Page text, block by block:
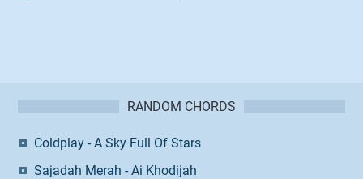
RANDOM CHORDS
Coldplay - A Sky Full Of Stars
Sajadah Merah - Ai Khodijah